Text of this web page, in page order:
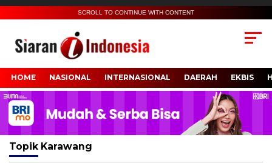
SCROLL TO CONTINUE WITH CONTENT
HOME NASIONAL INTERNASIONAL DAERAH EKBIS
Topik Karawang